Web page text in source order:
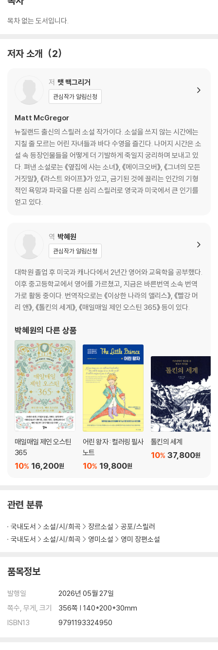
목차 없는 도서입니다.
저자 소개 2
저 맷 맥그리거
관심작가 알림신청
Matt McGregor
뉴질랜드 출신의 스릴러 소설 작가이다. 소설을 쓰지 않는 시간에는
지칠 줄 모르는 어린 자녀들과 바다 수영을 즐긴다. 나머지 시간은 소
설 속 등장인물들을 어떻게 더 기발하게 죽일지 궁리하며 보내고 있
다. 펴낸 소설로는 《옆집에 사는 소녀》, 《메이크오버》, 《그녀의 모든
거짓말》, 《라스트 와이프》가 있고, 금기된 것에 끌리는 인간의 기형
적인 욕망과 파국을 다룬 심리 스릴러로 영국과 미국에서 큰 인기를
얻고 있다.
역 박혜원
관심작가 알림신청
대학원 졸업 후 미국과 캐나다에서 2년간 영어와 교육학을 공부했다.
이후 중고등학교에서 영어를 가르쳤고, 지금은 바른번역 소속 번역
가로 활동 중이다. 번역작으로는 《이상한 나라의 앨리스》, 《빨강 머
리 앤》, 《톨킨의 세계》, 《매일매일 제인 오스틴 365》 등이 있다.
박혜원의 다른 상품
매일매일 제인 오스틴
365
16,200원
10%
어린 왕자 : 컬러링 필사
노트
19,800원
10%
톨킨의 세계
37,800원
10%
관련 분류
국내도서 소설/시/희곡 장르소설
공포/스릴러
국내도서
소설/시/희곡 영미소설 영미 장편소설
품목정보
발행일
2026년 05월 27일
쪽수, 무게, 크기
356쪽 | 140*200*30mm
ISBN13
9791193324950